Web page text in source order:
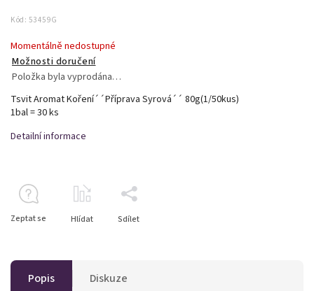
Kód: 53459G
Momentálně nedostupné
Možnosti doručení
Položka byla vyprodána…
Tsvit Aromat Koření´´Příprava Syrová´´ 80g(1/50kus)
1bal = 30 ks
Detailní informace
Zeptat se Hlídat Sdílet
Popis Diskuze